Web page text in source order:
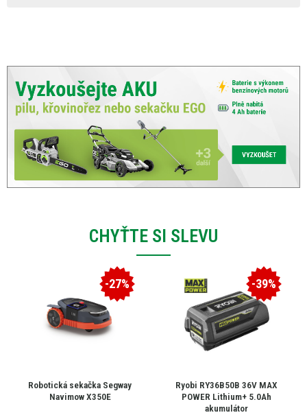
CHYŤTE SI SLEVU
-27%
Robotická sekačka Segway
Navimow X350E
-39%
Ryobi RY36B50B 36V MAX
POWER Lithium+ 5.0Ah
akumulátor